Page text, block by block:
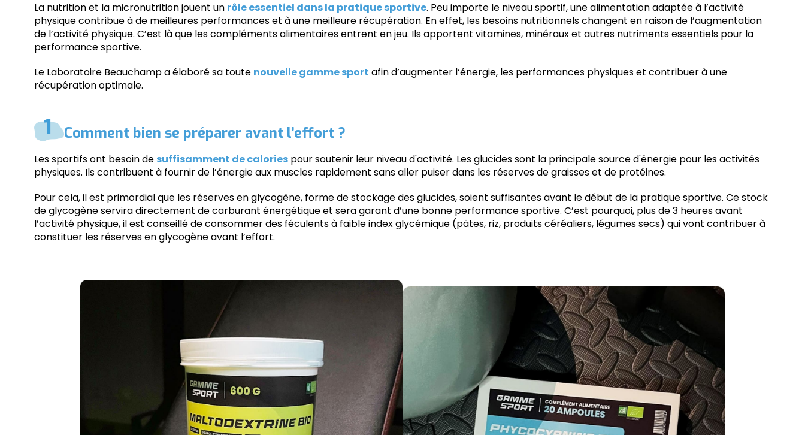
La nutrition et la micronutrition jouent un rôle essentiel dans la pratique sportive. Peu importe le niveau sportif, une alimentation adaptée à l’activité
physique contribue à de meilleures performances et à une meilleure récupération. En effet, les besoins nutritionnels changent en raison de l’augmentation
de l’activité physique. C’est là que les compléments alimentaires entrent en jeu. Ils apportent vitamines, minéraux et autres nutriments essentiels pour la
performance sportive.
Le Laboratoire Beauchamp a élaboré sa toute nouvelle gamme sport afin d’augmenter l’énergie, les performances physiques et contribuer à une
récupération optimale.
Comment bien se préparer avant l’effort ?
Les sportifs ont besoin de suffisamment de calories pour soutenir leur niveau d'activité. Les glucides sont la principale source d'énergie pour les activités
physiques. Ils contribuent à fournir de l’énergie aux muscles rapidement sans aller puiser dans les réserves de graisses et de protéines.
Pour cela, il est primordial que les réserves en glycogène, forme de stockage des glucides, soient suffisantes avant le début de la pratique sportive. Ce stock
de glycogène servira directement de carburant énergétique et sera garant d’une bonne performance sportive. C’est pourquoi, plus de 3 heures avant
l’activité physique, il est conseillé de consommer des féculents à faible index glycémique (pâtes, riz, produits céréaliers, légumes secs) qui vont contribuer à
constituer les réserves en glycogène avant l’effort.